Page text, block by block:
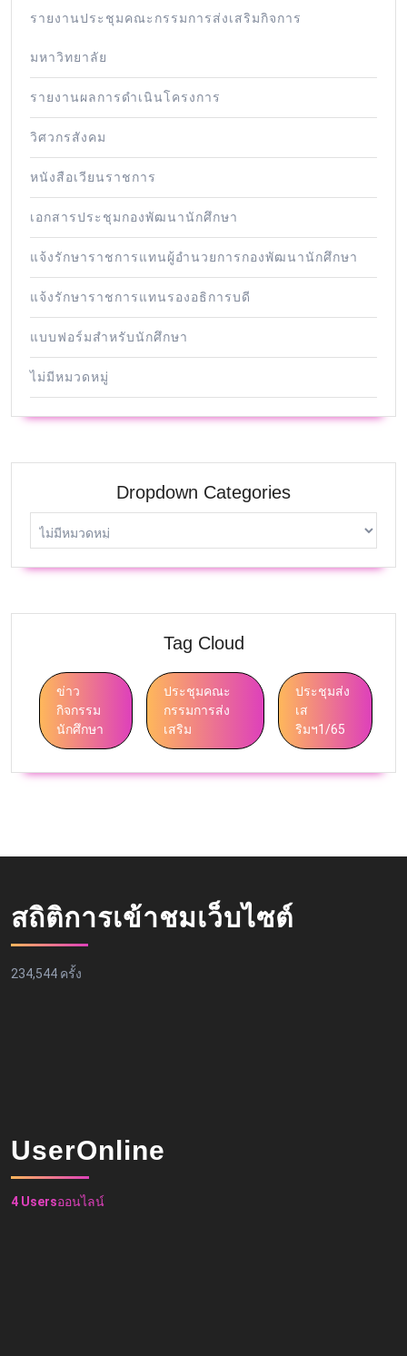
รายงานประชุมคณะกรรมการส่งเสริมกิจการ
มหาวิทยาลัย
รายงานผลการดำเนินโครงการ
วิศวกรสังคม
หนังสือเวียนราชการ
เอกสารประชุมกองพัฒนานักศึกษา
แจ้งรักษาราชการแทนผู้อำนวยการกองพัฒนานักศึกษา
แจ้งรักษาราชการแทนรองอธิการบดี
แบบฟอร์มสำหรับนักศึกษา
ไม่มีหมวดหมู่
Dropdown Categories
Tag Cloud
ข่าว
กิจกรรม
นักศึกษา
ประชุมคณะ
กรรมการส่ง
เสริม
ประชุมส่ง
เส
ริมฯ1/65
สถิติการเข้าชมเว็บไซต์
234,544 ครั้ง
UserOnline
4 Usersออนไลน์